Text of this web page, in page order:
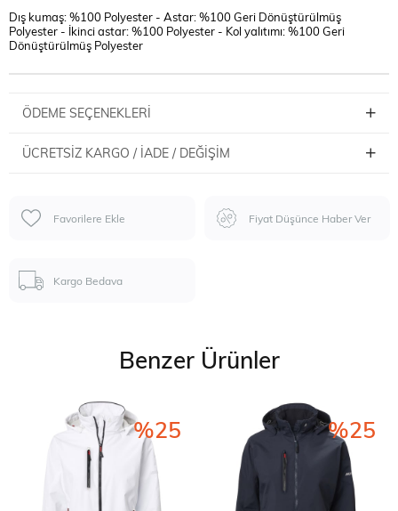
Dış kumaş: %100 Polyester - Astar: %100 Geri Dönüştürülmüş
Polyester - İkinci astar: %100 Polyester - Kol yalıtımı: %100 Geri
Dönüştürülmüş Polyester
ÖDEME SEÇENEKLERI
ÜCRETSIZ KARGO / İADE / DEĞIŞIM
Favorilere Ekle Fiyat Düşünce Haber Ver
Kargo Bedava
Benzer Ürünler
%25 %25